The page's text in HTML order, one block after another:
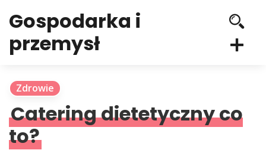
Gospodarka i
przemysł
Zdrowie
Catering dietetyczny co
to?